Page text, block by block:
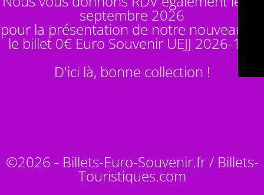
septembre 2026
pour la présentation de notre nouveauté :
le billet 0€ Euro Souvenir UEJJ 2026-10
D'ici là, bonne collection !
©2026 - Billets-Euro-Souvenir.fr / Billets-
Touristiques.com